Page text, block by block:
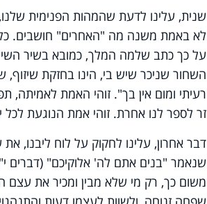
שנית, עלינו לדעת שהמהות הפנימית
לא באמת משנה מה "האחרים" חושבים.
על כך כתב שלמה המלך, כמובא בשיר
השחור שניכר שיש בי, הינו בחזקת
רעיתי ומום אין בך". זוהי האמת לאמיתה,
זר לספר לנו אחרת. זוהי אמת הנוגעת לכל
דבר אחרון, עלינו לחקוק על לוח ליבנו,
שנאמר "בנים אתם לה' אלוקיכם" (דברים
משום כך, רק מי שלא מבין ומכיר את עצם